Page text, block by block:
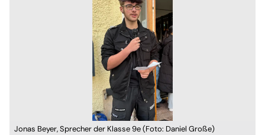
Jonas Beyer, Sprecher der Klasse 9e (Foto: Daniel Große)